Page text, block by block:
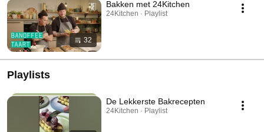
32
Bakken met 24Kitchen
24Kitchen · Playlist
Playlists
De Lekkerste Bakrecepten
24Kitchen · Playlist